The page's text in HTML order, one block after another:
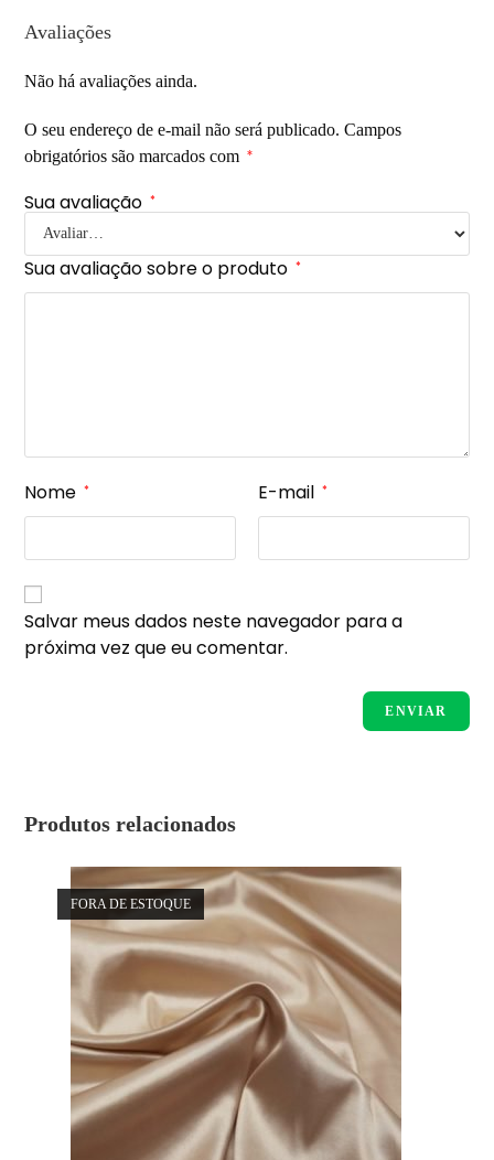
Avaliações
Não há avaliações ainda.
O seu endereço de e-mail não será publicado. Campos
obrigatórios são marcados com
*
Sua avaliação *
Sua avaliação sobre o produto *
Nome * E-mail *
Salvar meus dados neste navegador para a
próxima vez que eu comentar.
Produtos relacionados
FORA DE ESTOQUE